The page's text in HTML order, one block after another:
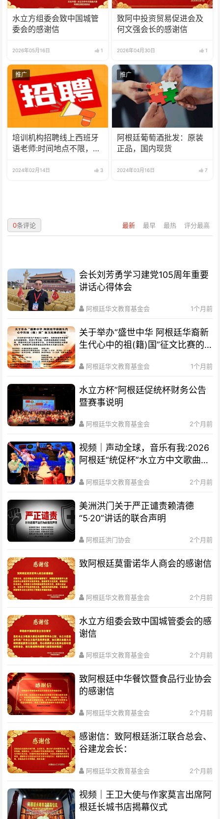
水立方组委会致中国城管
委会的感谢信
2026年05月16日 1
致阿中投资贸易促进会及
何文强会长的感谢信
2026年04月30日 1
推广
培训机构招聘线上西班牙
语老师:时间地点不限，可
2024年02月14日 3
推广
阿根廷葡萄酒批发：原装
正品，国内现货
2024年03月16日 7
最新 最早 最热 评分最高
0条评论
会长刘芳勇学习建党105周年重要
讲话心得体会
阿根廷华文教育基金会 1个月前
关于举办“盛世中华 阿根廷华裔新
生代心中的祖(籍)国”征文比赛的
阿根廷华文教育基金会 1个月前
水立方杯”阿根廷促统杯财务公告
暨赛事说明
阿根廷华文教育基金会 2个月前
视频｜声动全球，音乐有我:2026
阿根廷“统促杯”水立方中文歌曲大
阿根廷华文教育基金会 2个月前
美洲洪门关于严正谴责赖清德
“5·20”讲话的联合声明
阿根廷洪门协会 2个月前
致阿根廷莫雷诺华人商会的感谢信
阿根廷华文教育基金会 2个月前
水立方组委会致中国城管委会的感
谢信
阿根廷华文教育基金会 2个月前
致阿根廷中华餐饮暨食品行业协会
的感谢信
阿根廷华文教育基金会 2个月前
感谢信：致阿根廷浙江联合总会、
谷建龙会长：
阿根廷华文教育基金会 2个月前
视频｜王卫大使与作家莫言出席阿
根廷长城书店揭幕仪式